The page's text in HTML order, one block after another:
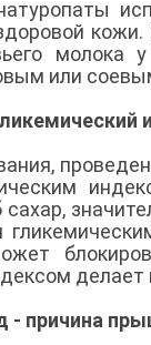
молока
или
сахар,
причина